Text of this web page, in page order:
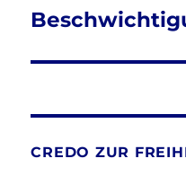
CREDO ZUR